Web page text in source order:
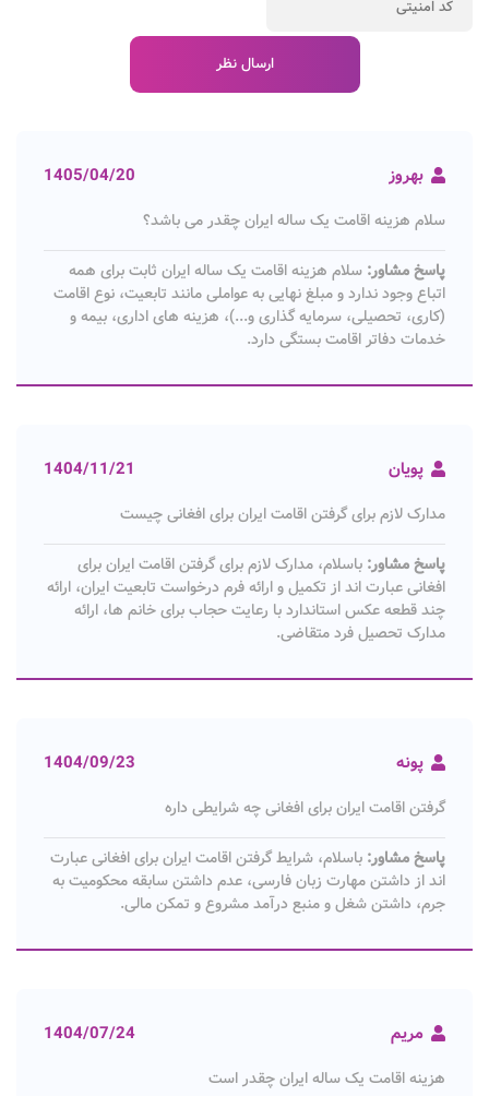
بهروز 1405/04/20
سلام هزینه اقامت یک ساله ایران چقدر می باشد؟
پاسخ مشاور: سلام هزینه اقامت یک ساله ایران ثابت برای همه
اتباع وجود ندارد و مبلغ نهایی به عواملی مانند تابعیت، نوع اقامت
(کاری، تحصیلی، سرمایه گذاری و...)، هزینه های اداری، بیمه و
خدمات دفاتر اقامت بستگی دارد.
پویان 1404/11/21
مدارک لازم برای گرفتن اقامت ایران برای افغانی چیست
پاسخ مشاور: باسلام، مدارک لازم برای گرفتن اقامت ایران برای
افغانی عبارت اند از تکمیل و ارائه فرم درخواست تابعیت ایران، ارائه
چند قطعه عکس استاندارد با رعایت حجاب برای خانم ها، ارائه
مدارک تحصیل فرد متقاضی.
پونه 1404/09/23
گرفتن اقامت ایران برای افغانی چه شرایطی داره
پاسخ مشاور: باسلام، شرایط گرفتن اقامت ایران برای افغانی عبارت
اند از داشتن مهارت زبان فارسی، عدم داشتن سابقه محکومیت به
جرم، داشتن شغل و منبع درآمد مشروع و تمکن مالی.
مریم 1404/07/24
هزینه اقامت یک ساله ایران چقدر است